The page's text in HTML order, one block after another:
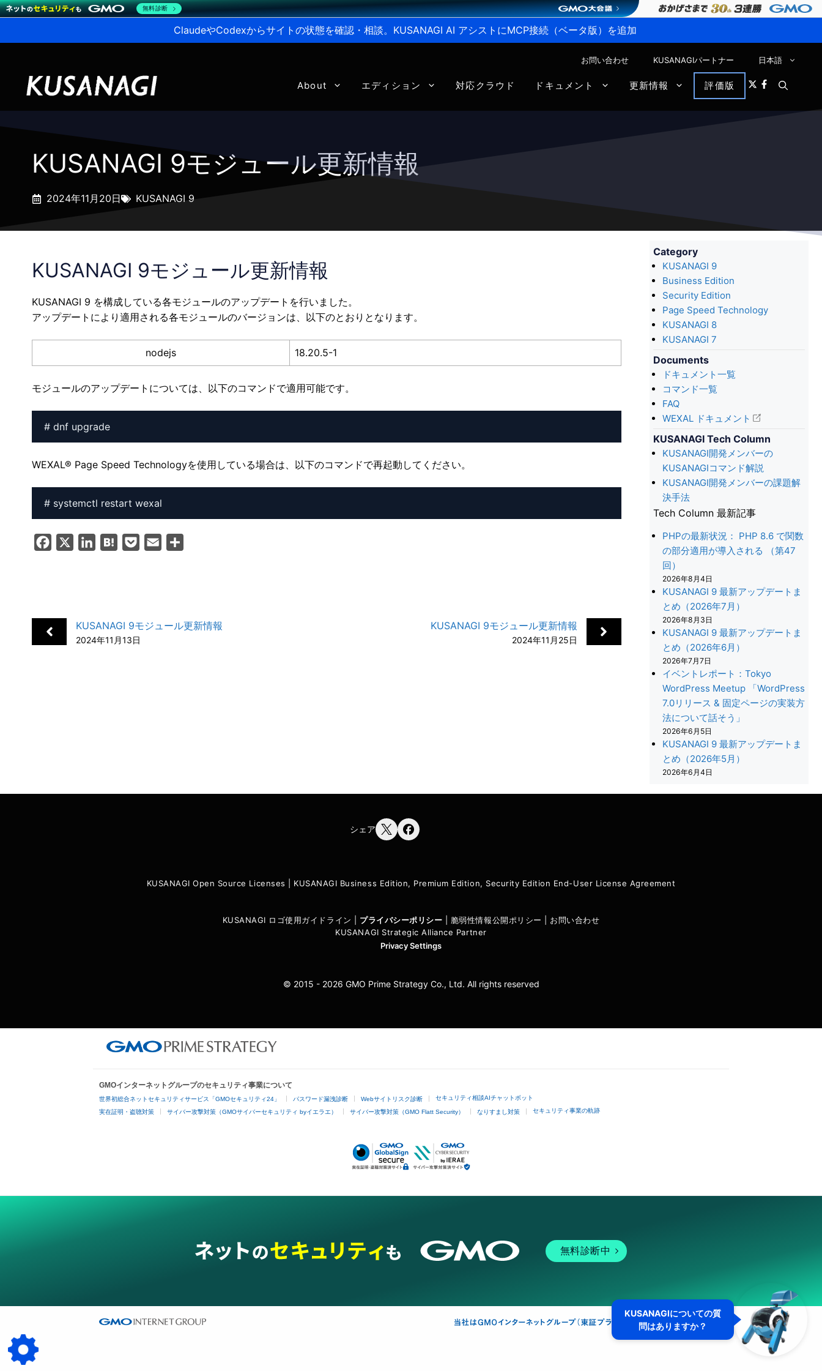
ClaudeやCodexからサイトの状態を確認・相談。KUSANAGI AI アシストにMCP接続（ベータ版）を追加
お問い合わせ KUSANAGIパートナー 日本語
About エディション 対応クラウド ドキュメント 更新情報 評価版
KUSANAGI 9モジュール更新情報
2024年11月20日 KUSANAGI 9
KUSANAGI 9モジュール更新情報
KUSANAGI 9 を構成している各モジュールのアップデートを行いました。
アップデートにより適用される各モジュールのバージョンは、以下のとおりとなります。
nodejs 18.20.5-1
モジュールのアップデートについては、以下のコマンドで適用可能です。
# dnf upgrade
WEXAL® Page Speed Technologyを使用している場合は、以下のコマンドで再起動してください。
# systemctl restart wexal
o
o
d
I
a
t
KUSANAGI 9モジュール更新情報
2024年11月13日
KUSANAGI 9モジュール更新情報
2024年11月25日
Category
KUSANAGI 9
Business Edition
Security Edition
Page Speed Technology
KUSANAGI 8
KUSANAGI 7
Documents
ドキュメント一覧
コマンド一覧
FAQ
WEXAL ドキュメント
KUSANAGI Tech Column
KUSANAGI開発メンバーの
KUSANAGIコマンド解説
KUSANAGI開発メンバーの課題解
決手法
Tech Column 最新記事
PHPの最新状況： PHP 8.6 で関数
の部分適用が導入される （第47
回）
2026年8月4日
KUSANAGI 9 最新アップデートま
とめ（2026年7月）
2026年8月3日
KUSANAGI 9 最新アップデートま
とめ（2026年6月）
2026年7月7日
イベントレポート：Tokyo
WordPress Meetup 「WordPress
7.0リリース & 固定ページの実装方
法について話そう」
2026年6月5日
KUSANAGI 9 最新アップデートま
とめ（2026年5月）
2026年6月4日
シェア
KUSANAGI Open Source Licenses KUSANAGI Business Edition, Premium Edition, Security Edition End-User License Agreement
KUSANAGI ロゴ使用ガイドライン プライバシーポリシー 脆弱性情報公開ポリシー
お問い合わせ
KUSANAGI Strategic Alliance Partner
Privacy Settings
© 2015 - 2026 GMO Prime Strategy Co., Ltd. All rights reserved
GMOインターネットグループのセキュリティ事業について
世界初総合ネットセキュリティサービス「GMOセキュリティ24」 パスワード漏洩診断 Webサイトリスク診断 セキュリティ相談AIチャットボット
実在証明・盗聴対策 サイバー攻撃対策（GMOサイバーセキュリティ byイエラエ） サイバー攻撃対策（GMO Flatt Security） なりすまし対策 セキュリティ事業の軌跡
無料診断中
KUSANAGIについての質
問はありますか？
無料診断